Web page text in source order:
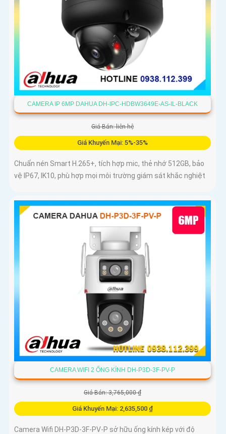
CAMERA IP 6MP DAHUA DH-IPC-HDBW3649E-AS-IL-BLACK
Giá Bán: liên hệ
Giá Khuyến Mại: 5%-35%
Chuẩn nén Smart H.265+, tích hợp mic, thẻ nhớ 512GB, bảo
vệ IP67, IK10, phù hợp mọi môi trường giám sát khắc nghiệt
CAMERA WIFI 2 ỐNG KÍNH DH-P3D-3F-PV-P
Giá Bán: 3,765,000 ₫
Giá Khuyến Mại: 2,635,500 ₫
Camera Wifi DH-P3D-3F-PV-P sở hữu ống kính kép với độ